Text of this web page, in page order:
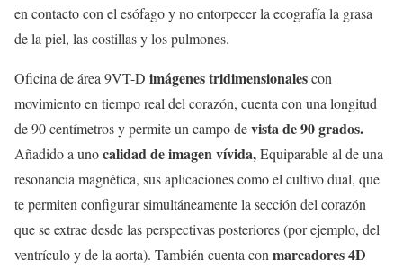
en contacto con el esófago y no entorpecer la ecografía la grasa
de la piel, las costillas y los pulmones.
Oficina de área 9VT-D imágenes tridimensionalescon
movimiento en tiempo real del corazón, cuenta con una longitud
de 90 centímetros y permite un campo devista de 90 grados.
Añadido a unocalidad de imagen vívida,Equiparable al de una
resonancia magnética, sus aplicaciones como el cultivo dual, que
te permiten configurar simultáneamente la sección del corazón
que se extrae desde las perspectivas posteriores (por ejemplo, del
ventrículo y de la aorta). También cuenta conmarcadores 4D